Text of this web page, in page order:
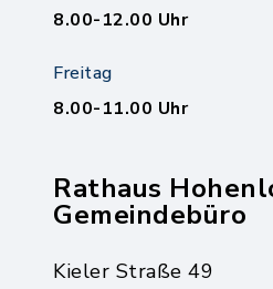
8.00-12.00 Uhr
Freitag
8.00-11.00 Uhr
Rathaus
Gemeindebüro
Kieler Straße 49